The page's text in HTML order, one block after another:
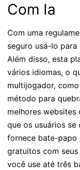
Com Ia
Com uma
seguro usá-lo
Além disso, esta
vários idiomas, o
multijogador,
método para
melhores
que os usuários se
fornece bate-papo
gratuitos com
você use até três